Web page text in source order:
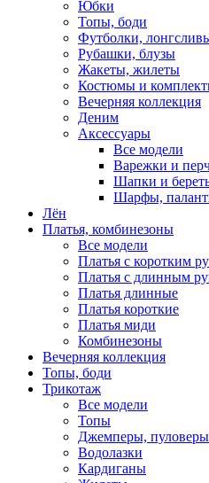
Юбки
Топы, боди
Футболки,
Рубашки, блузы
Жакеты, жилеты
Костюмы и
Вечерняя коллекция
Деним
Аксессуары
Все модели
Варежки и
Шапки и
Шарфы,
Лён
Платья, комбинезоны
Все модели
Платья с коротким
Платья с длинным
Платья длинные
Платья короткие
Платья миди
Комбинезоны
Вечерняя коллекция
Топы, боди
Трикотаж
Все модели
Топы
Джемперы, пуловеры
Водолазки
Кардиганы